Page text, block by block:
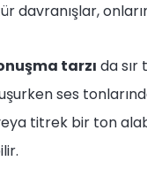
davranışlar,
tarzı da sır
ses
titrek bir ton